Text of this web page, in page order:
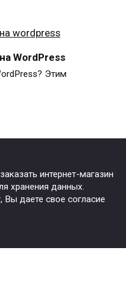
WordPress
Этим
интернет-магазин
хранения данных.
Вы даете свое согласие